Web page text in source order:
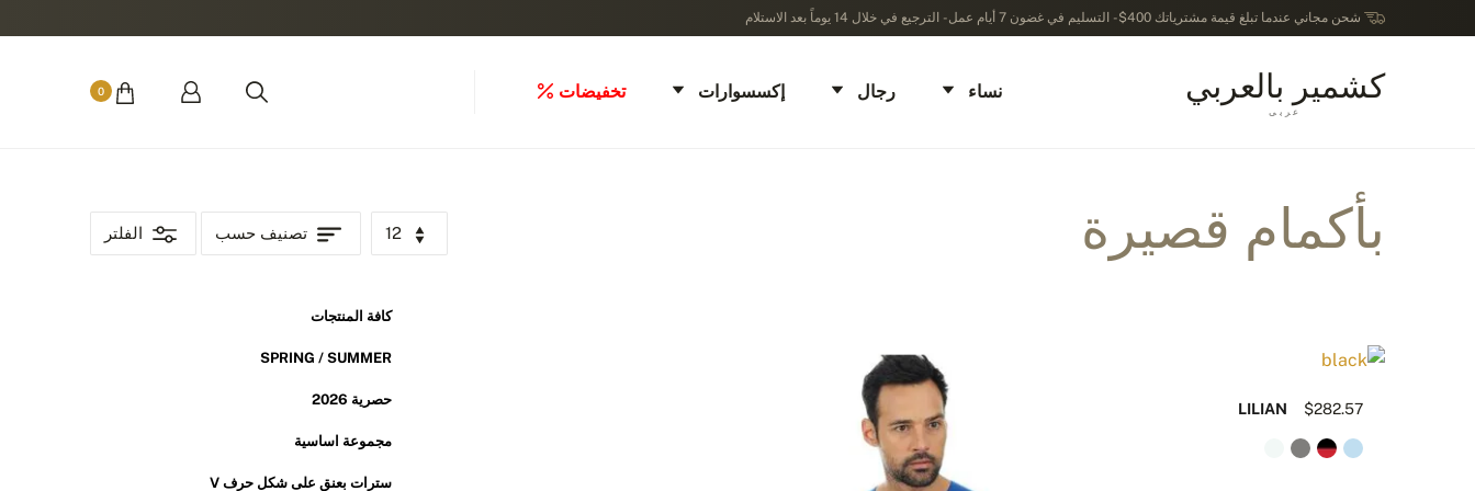
شحن مجاني عندما تبلغ قيمة مشترياتك 400$ - التسليم في غضون 7 أيام عمل - الترجيع في خلال 14 يوماً بعد الاستلام
كشمير بالعربي
عربى
نساء رجال إكسسوارات تخفيضات 0
بأكمام قصيرة تصنيف حسب الفلتر
كافة المنتجات
SPRING / SUMMER
حصرية 2026
مجموعة اساسية
سترات بعنق على شكل حرف V
$282.57
LILIAN